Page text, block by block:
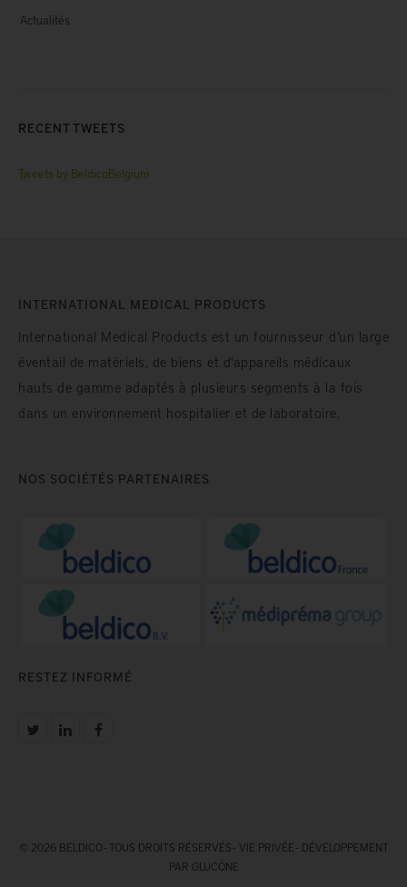
Actualités
RECENT TWEETS
Tweets by BeldicoBelgium
INTERNATIONAL MEDICAL PRODUCTS
International Medical Products est un fournisseur d’un large
éventail de matériels, de biens et d'appareils médicaux
hauts de gamme adaptés à plusieurs segments à la fois
dans un environnement hospitalier et de laboratoire.
NOS SOCIÉTÉS PARTENAIRES
RESTEZ INFORMÉ
© 2026 BELDICO - TOUS DROITS RÉSERVÉS - VIE PRIVÉE- DÉVELOPPEMENT
PAR GLUCÔNE